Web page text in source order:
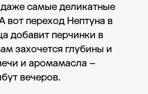
самые деликатные
вот переход Нептуна в
добавит перчинки в
захочется глубины и
и аромамасла –
вечеров.